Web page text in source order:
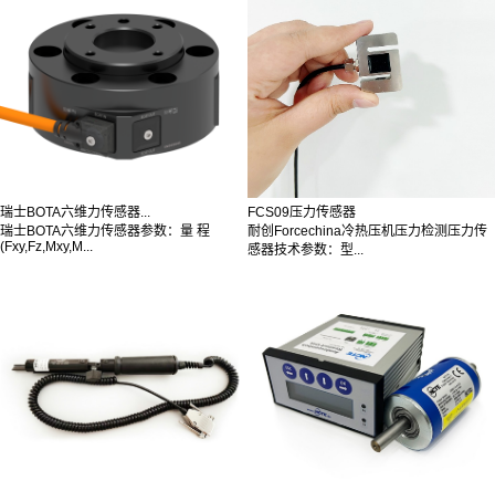
瑞士BOTA六维力传感器...
瑞士BOTA六维力传感器参数：量 程
(Fxy,Fz,Mxy,M...
FCS09压力传感器
耐创Forcechina冷热压机压力检测压力传
感器技术参数：型...